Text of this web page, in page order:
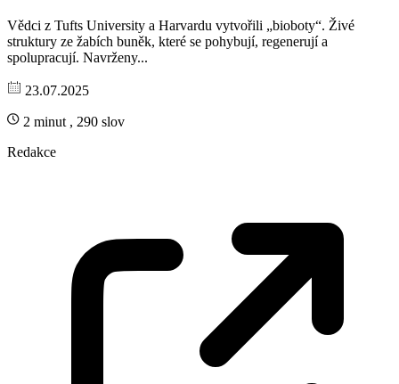
Vědci z Tufts University a Harvardu vytvořili „bioboty“. Živé
struktury ze žabích buněk, které se pohybují, regenerují a
spolupracují. Navrženy...
23.07.2025
2 minut , 290 slov
Redakce